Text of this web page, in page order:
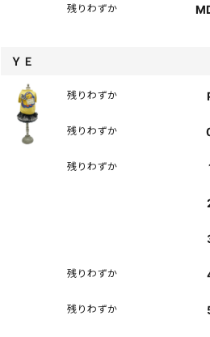
残りわずか
ＹＥ
残りわずか
残りわずか
残りわずか
残りわずか
残りわずか